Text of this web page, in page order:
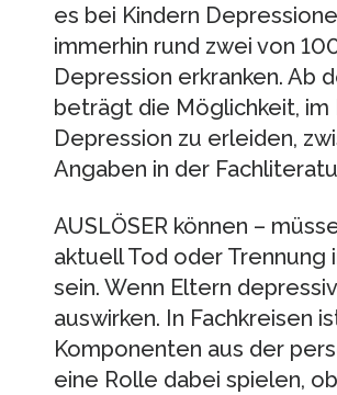
es bei Kindern
immerhin rund zwei von
Depression erkranken. Ab
beträgt die Möglichkeit,
Depression zu erleiden,
Angaben in der
AUSLÖSER können –
aktuell Tod oder
sein. Wenn Eltern
auswirken. In Fachkreisen
Komponenten aus der
eine Rolle dabei spielen,